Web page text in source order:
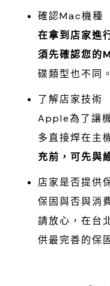
確認Mac機種
在拿到店家進
須先確認您的
碟類型也不同。
了解店家技術
Apple為了讓
多直接焊在主
充前，可先與
店家是否提供
保固與否與消
請放心，在台
供最完善的保